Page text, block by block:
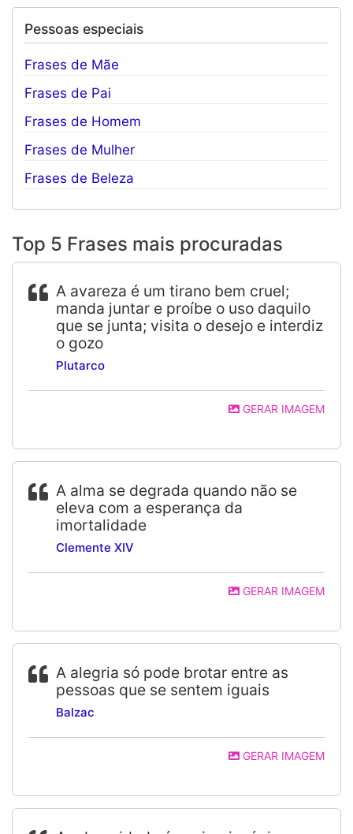
Pessoas especiais
Frases de Mãe
Frases de Pai
Frases de Homem
Frases de Mulher
Frases de Beleza
Top 5 Frases mais procuradas
A avareza é um tirano bem cruel;
manda juntar e proíbe o uso daquilo
que se junta; visita o desejo e interdiz
o gozo
Plutarco
GERAR IMAGEM
A alma se degrada quando não se
eleva com a esperança da
imortalidade
Clemente XIV
GERAR IMAGEM
A alegria só pode brotar entre as
pessoas que se sentem iguais
Balzac
GERAR IMAGEM